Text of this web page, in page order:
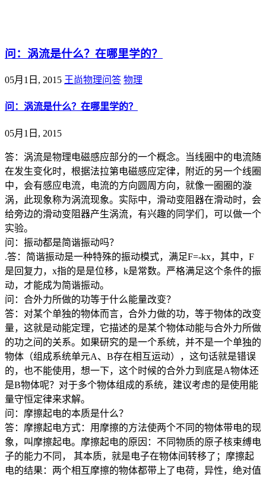
问：涡流是什么？在哪里学的？
05月1日, 2015 王尚物理问答 物理
问：涡流是什么？在哪里学的？
05月1日, 2015
答：涡流是物理电磁感应部分的一个概念。当线圈中的电流随
在发生变化时，根据法拉第电磁感应定律，附近的另一个线圈
中，会有感应电流，电流的方向圆周方向，就像一圈圈的漩
涡，此现象称为涡流现象。实际中，滑动变阻器在滑动时，会
给旁边的滑动变阻器产生涡流，有兴趣的同学们，可以做一个
实验。
问：振动都是简谐振动吗？
.答：简谐振动是一种特殊的振动模式，满足F=-kx，其中，F
是回复力，x指的是是位移，k是常数。严格满足这个条件的振
动，才能成为简谐振动。
问：合外力所做的功等于什么能量改变？
答：对某个单独的物体而言，合外力做的功，等于物体的改变
量，这就是动能定理，它描述的是某个物体动能与合外力所做
的功之间的关系。如果研究的是一个系统，并不是一个单独的
物体（组成系统单元A、B存在相互运动），这句话就是错误
的，也不能使用，想一下，这个时候的合外力到底是A物体还
是B物体呢？对于多个物体组成的系统，建议考虑的是使用能
量守恒定律来求解。
问：摩擦起电的本质是什么？
答：摩擦起电方式：用摩擦的方法使两个不同的物体带电的现
象，叫摩擦起电。摩擦起电的原因：不同物质的原子核束缚电
子的能力不同， 其本质，就是电子在物体间转移了；摩擦起
电的结果：两个相互摩擦的物体都带上了电荷，异性，绝对值